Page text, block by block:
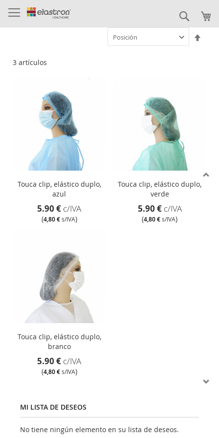
al
Buscar
3 artículos
Touca clip, elástico duplo,
azul
5.90 € c/IVA
(4,80 € s/IVA)
Touca clip, elástico duplo,
verde
5.90 € c/IVA
(4,80 € s/IVA)
Touca clip, elástico duplo,
branco
5.90 € c/IVA
(4,80 € s/IVA)
MI LISTA DE DESEOS
No tiene ningún elemento en su lista de deseos.